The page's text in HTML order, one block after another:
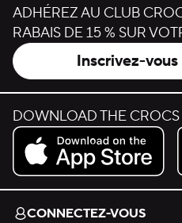
ADHÉREZ AU CLUB
RABAIS DE 15 % SUR
Inscrivez-
DOWNLOAD THE CROCS
Download on the App Store.
CONNECTEZ-VOUS